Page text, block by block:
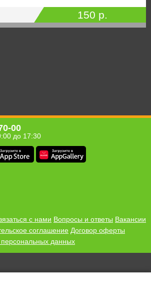
150 р.
00
до 17:30
с нами Вопросы и ответы Вакансии
соглашение Договор оферты
данных